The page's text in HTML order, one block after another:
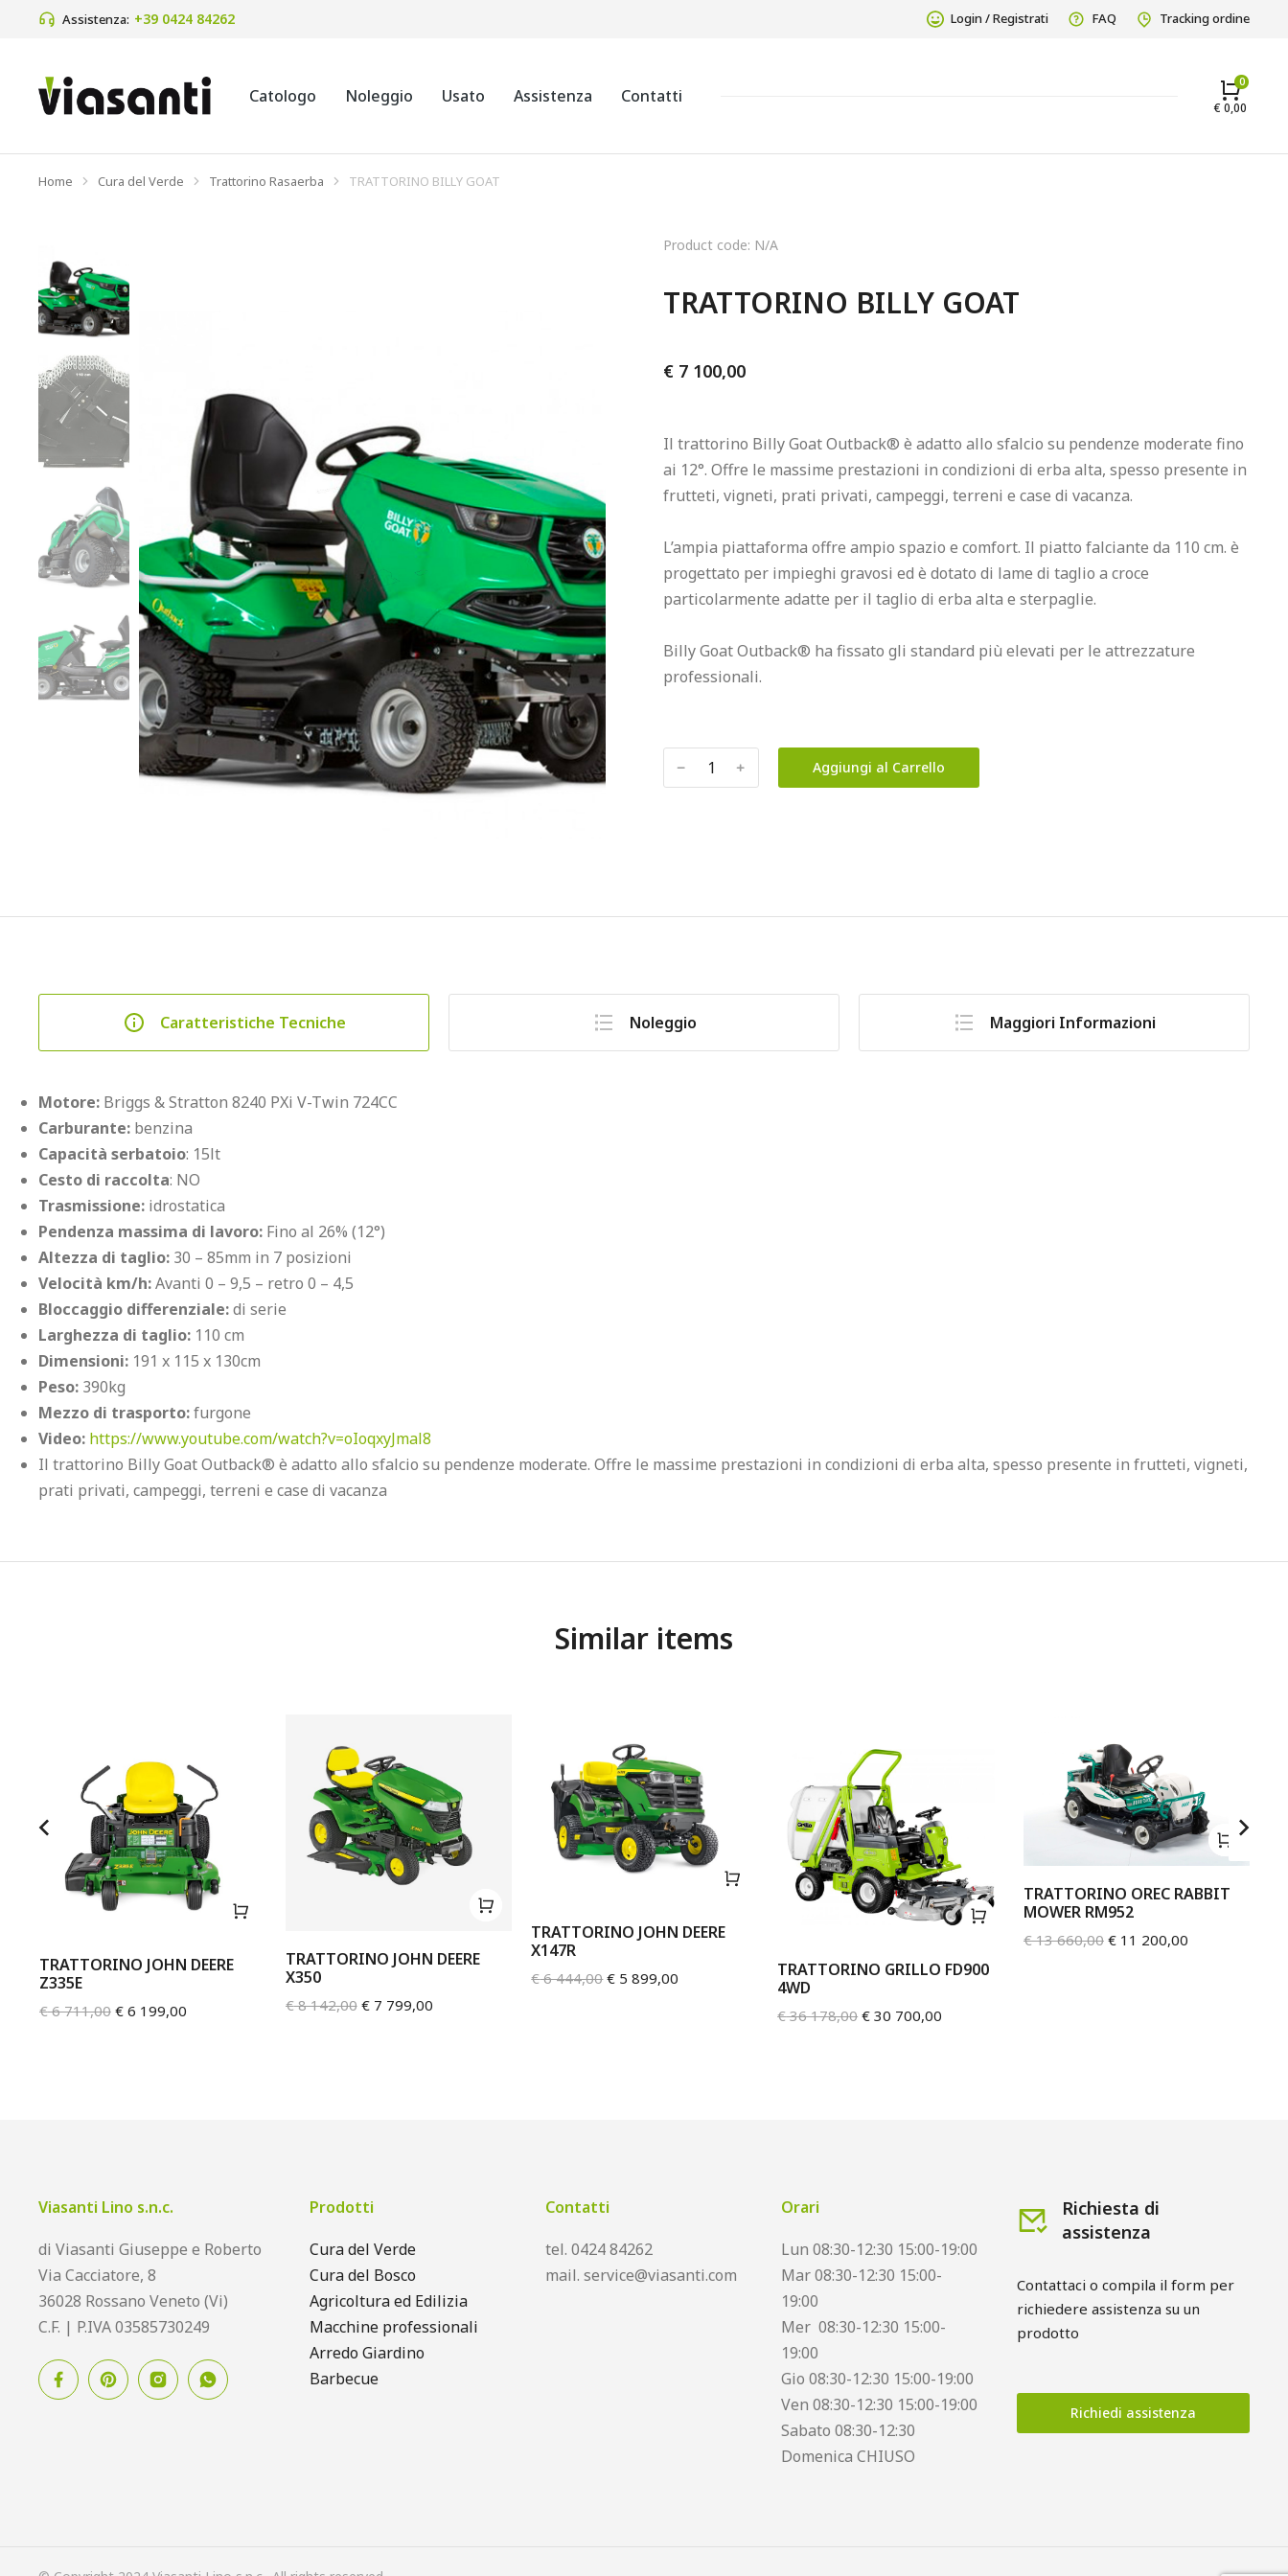
Assistenza: +39 0424 84262 Login / Registrati FAQ Tracking ordine
Catologo Noleggio Usato Assistenza Contatti
€ 0,00
Tu sei qui:
Home Cura del Verde Trattorino Rasaerba TRATTORINO BILLY GOAT
Product code: N/A
TRATTORINO BILLY GOAT
€ 7 100,00
Il trattorino Billy Goat Outback® è adatto allo sfalcio su pendenze moderate fino
ai 12°. Offre le massime prestazioni in condizioni di erba alta, spesso presente in
frutteti, vigneti, prati privati, campeggi, terreni e case di vacanza.
L’ampia piattaforma offre ampio spazio e comfort. Il piatto falciante da 110 cm. è
progettato per impieghi gravosi ed è dotato di lame di taglio a croce
particolarmente adatte per il taglio di erba alta e sterpaglie.
Billy Goat Outback® ha fissato gli standard più elevati per le attrezzature
professionali.
﹣ ﹢ Aggiungi al Carrello
Caratteristiche Tecniche Noleggio Maggiori Informazioni
Motore: Briggs & Stratton 8240 PXi V-Twin 724CC
Carburante: benzina
Capacità serbatoio: 15lt
Cesto di raccolta: NO
Trasmissione: idrostatica
Pendenza massima di lavoro: Fino al 26% (12°)
Altezza di taglio: 30 – 85mm in 7 posizioni
Velocità km/h:Avanti 0 – 9,5 – retro 0 – 4,5
Bloccaggio differenziale:di serie
Larghezza di taglio: 110 cm
Dimensioni: 191 x 115 x 130cm
Peso: 390kg
Mezzo di trasporto:furgone
Video: https://www.youtube.com/watch?v=oIoqxyJmal8
Il trattorino Billy Goat Outback® è adatto allo sfalcio su pendenze moderate. Offre le massime prestazioni in condizioni di erba alta, spesso presente in frutteti, vigneti,
prati privati, campeggi, terreni e case di vacanza
Similar items
TRATTORINO JOHN DEERE
Z335E
€6 711,00 €6 199,00
TRATTORINO JOHN DEERE
X350
€8 142,00 €7 799,00
TRATTORINO JOHN DEERE
X147R
€6 444,00 € 5 899,00
TRATTORINO GRILLO FD900
4WD
€36 178,00 € 30 700,00
TRATTORINO OREC RABBIT
MOWER RM952
€13 660,00 €11 200,00
Viasanti Lino s.n.c.
di Viasanti Giuseppe e Roberto
Via Cacciatore, 8
36028 Rossano Veneto (Vi)
C.F. | P.IVA 03585730249
Prodotti
Cura del Verde
Cura del Bosco
Agricoltura ed Edilizia
Macchine professionali
Arredo Giardino
Barbecue
Contatti
tel. 0424 84262
mail. service@viasanti.com
Orari
Lun 08:30-12:30 15:00-19:00
Mar 08:30-12:30 15:00-
19:00
Mer 08:30-12:30 15:00-
19:00
Gio 08:30-12:30 15:00-19:00
Ven 08:30-12:30 15:00-19:00
Sabato 08:30-12:30
Domenica CHIUSO
Richiesta di
assistenza
Contattaci o compila il form per
richiedere assistenza su un
prodotto
Richiedi assistenza